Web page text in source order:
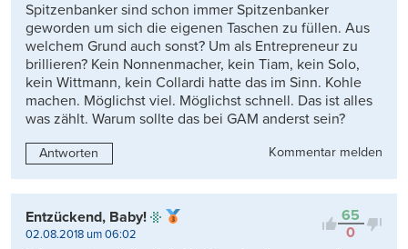
Spitzenbanker sind schon immer Spitzenbanker
geworden um sich die eigenen Taschen zu füllen. Aus
welchem Grund auch sonst? Um als Entrepreneur zu
brillieren? Kein Nonnenmacher, kein Tiam, kein Solo,
kein Wittmann, kein Collardi hatte das im Sinn. Kohle
machen. Möglichst viel. Möglichst schnell. Das ist alles
was zählt. Warum sollte das bei GAM anderst sein?
Antworten Kommentar melden
65
0
Entzückend, Baby!
02.08.2018 um 06:02